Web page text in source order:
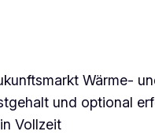
Wärme-
und optional
Vollzeit